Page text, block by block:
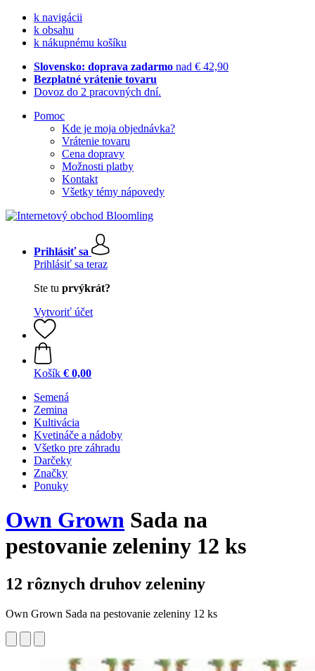
k navigácii
k obsahu
k nákupnému košíku
Slovensko: doprava zadarmo nad € 42,90
Bezplatné vrátenie tovaru
Dovoz do 2 pracovných dní.
Pomoc
Kde je moja objednávka?
Vrátenie tovaru
Cena dopravy
Možnosti platby
Kontakt
Všetky témy nápovedy
Prihlásiť sa
Prihlásiť sa teraz
Ste tu prvýkrát?
Vytvoriť účet
Košík € 0,00
Semená
Zemina
Kultivácia
Kvetináče a nádoby
Všetko pre záhradu
Darčeky
Značky
Ponuky
Own Grown Sada na
pestovanie zeleniny 12 ks
12 rôznych druhov zeleniny
Own Grown Sada na pestovanie zeleniny 12 ks